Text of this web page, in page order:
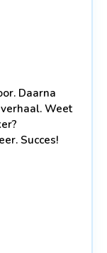
Daarna
Weet
Succes!